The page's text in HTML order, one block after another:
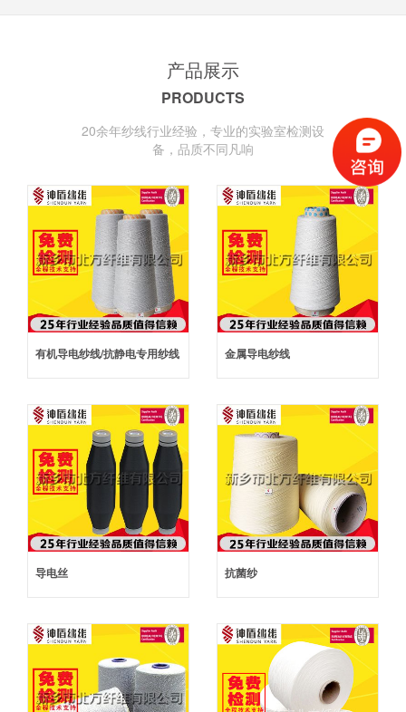
产品展示
PRODUCTS
20余年纱线行业经验，专业的实验室检测设
备，品质不同凡响
有机导电纱线/抗静电专用纱线 金属导电纱线
导电丝 抗菌纱